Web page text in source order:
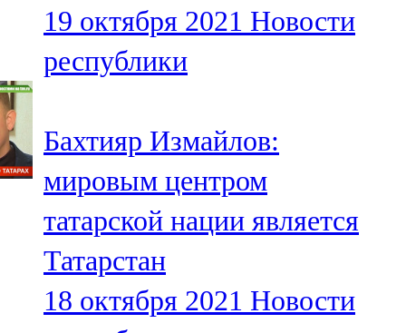
102,3 FM
Яңа чишмә
Яр Чаллы
105,5 FM
19 октября 2021 Новости
республики
Бахтияр Измайлов:
мировым центром
татарской нации является
Татарстан
18 октября 2021 Новости